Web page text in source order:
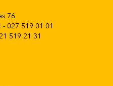
76
027 519 01 01
519 21 31